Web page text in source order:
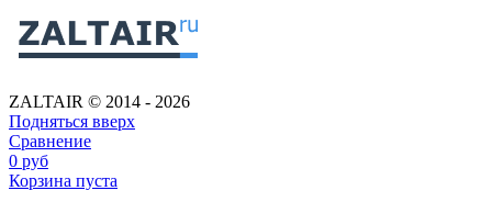
ZALTAIR © 2014 - 2026
Подняться вверх
Сравнение
0 руб
Корзина пуста